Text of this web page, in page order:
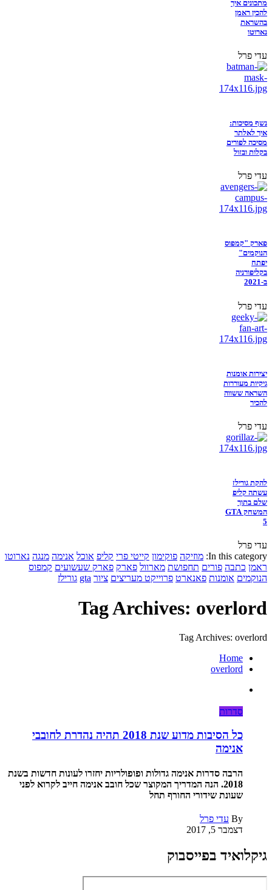
מתכונים איך
להכין ראמן
בהשראת
נארוטו
עדי פרל
נשף מסיכות:
איך לאלתר
מסיכה לפורים
בקלות ובזול
עדי פרל
פארק "קמפוס
הנוקמים"
יפתח
בקליפורניה
ב-2021
עדי פרל
יצירות אומנות
גיקיות מעוררות
השראה ששווה
להכיר
עדי פרל
להקת גורילז
עשתה קליפ
שלם בתוך
המשחק GTA
5
עדי פרל
In this category: מוזיקה פוקימון קייטי פרי קליפ אוכל אנימה מנגה נארוטו
ראמן כתבה פורים תחפושת מארוול פארק פארק שעשועים קמפוס
הנוקמים אומנות פאנארט פרוייקט מעריצים ציור gta גורילז
Tag Archives: overlord
Tag Archives: overlord
Home
overlord
סדרות
כל הסיבות מדוע שנת 2018 תהיה נהדרת לחובבי
אנימה
הרבה סדרות אנימה גדולות ופופולריות יחזרו לעונות חדשות בשנת
2018. הנה המדריך המקוצר שכל חובב אנימה חייב לקרוא לפני
שעונת שידורי החורף תחל
By עדי פרל
דצמבר 5, 2017
גיקלואיד בפייסבוק